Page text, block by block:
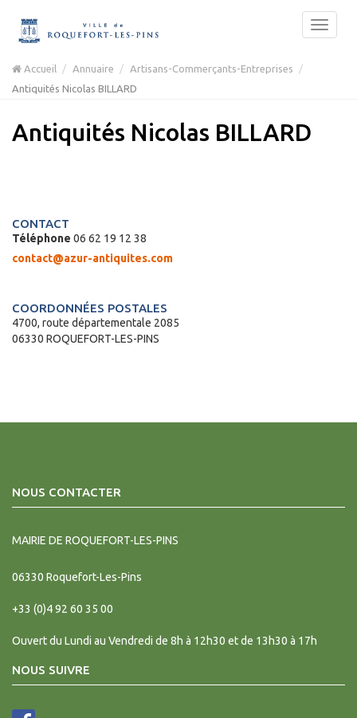
Accueil Annuaire
Artisans-Commerçants-Entreprises
Antiquités Nicolas BILLARD
Antiquités Nicolas BILLARD
CONTACT
Téléphone 06 62 19 12 38
contact@azur-antiquites.com
COORDONNÉES POSTALES
4700, route départementale 2085
06330 ROQUEFORT-LES-PINS
NOUS CONTACTER
MAIRIE DE ROQUEFORT-LES-PINS
06330 Roquefort-Les-Pins
+33 (0)4 92 60 35 00
Ouvert du Lundi au Vendredi de 8h à 12h30 et de 13h30 à 17h
NOUS SUIVRE